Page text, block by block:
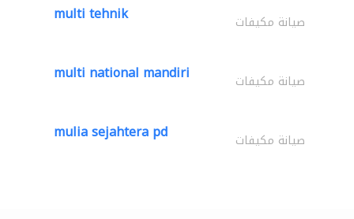
multi tehnik صيانة مكيفات
multi national mandiri صيانة مكيفات
mulia sejahtera pd صيانة مكيفات